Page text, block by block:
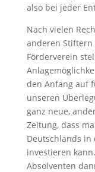
also bei jeder
Nach vielen
anderen
Förderverein
den Anfang auf
unseren
ganz neue,
Zeitung, dass
Deutschlands
investieren
Absolventen